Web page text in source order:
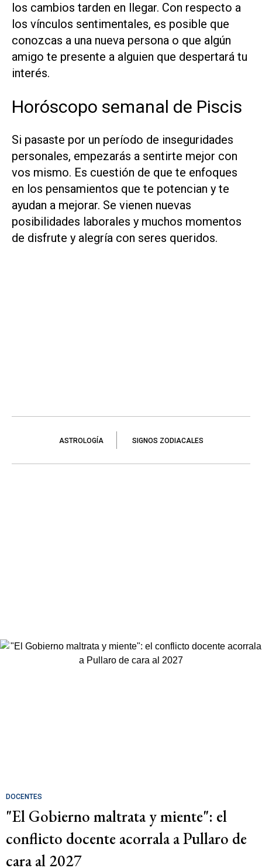
los cambios tarden en llegar. Con respecto a
los vínculos sentimentales, es posible que
conozcas a una nueva persona o que algún
amigo te presente a alguien que despertará tu
interés.
Horóscopo semanal de Piscis
Si pasaste por un período de inseguridades
personales, empezarás a sentirte mejor con
vos mismo. Es cuestión de que te enfoques
en los pensamientos que te potencian y te
ayudan a mejorar. Se vienen nuevas
posibilidades laborales y muchos momentos
de disfrute y alegría con seres queridos.
ASTROLOGÍA SIGNOS ZODIACALES
DOCENTES
"El Gobierno maltrata y miente": el
conflicto docente acorrala a Pullaro de
cara al 2027